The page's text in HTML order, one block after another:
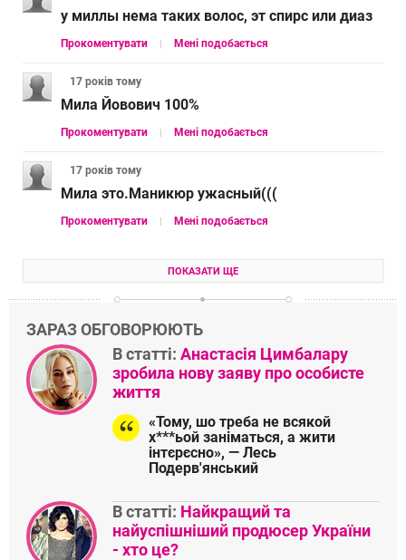
у миллы нема таких волос, эт спирс или диаз
Прокоментувати Мені подобається
17 років тому
Мила Йовович 100%
Прокоментувати Мені подобається
17 років тому
Мила это.Маникюр ужасный(((
Прокоментувати Мені подобається
ПОКАЗАТИ ЩЕ
ЗАРАЗ ОБГОВОРЮЮТЬ
В статті: Анастасія Цимбалару
зробила нову заяву про особисте
життя
«Тому, шо треба не всякой
х***ьой заніматься, а жити
інтєрєсно», — Лесь
Подерв'янський
В статті: Найкращий та
найуспішніший продюсер України
- хто це?